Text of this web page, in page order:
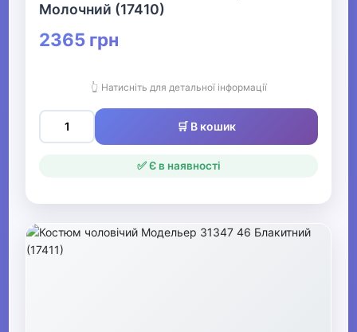
Молочний (17410)
2365 грн
👆 Натисніть для детальної інформації
🛒 В кошик
✅ Є в наявності